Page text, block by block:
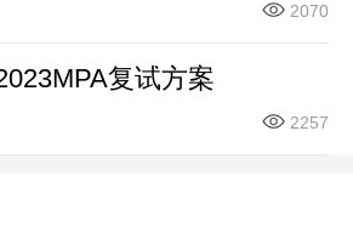
2070
复试方案
2257